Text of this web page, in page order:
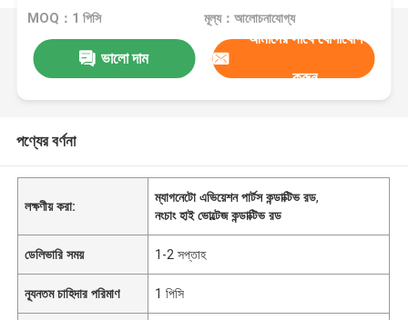
MOQ：1 পিসি মূল্য：আলোচনাযোগ্য
ভালো দাম
আমাদের সাথে যোগাযোগ
করুন
পণ্যের বর্ণনা
লক্ষণীয় করা:
ম্যাগনেটো এভিয়েশন পার্টস কন্ডাক্টিভ রড,
নংচাং হাই ভোল্টেজ কন্ডাক্টিভ রড
ডেলিভারি সময় 1-2 সপ্তাহ
ন্যূনতম চাহিদার পরিমাণ 1 পিসি